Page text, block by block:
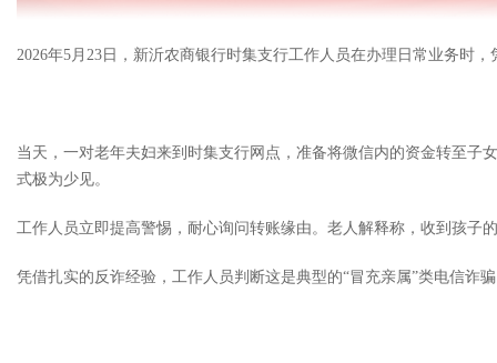
2026年5月23日，新沂农商银行时集支行工作人员在办理日常业务时
当天，一对老年夫妇来到时集支行网点，准备将微信内的资金转至子
式极为少见。
工作人员立即提高警惕，耐心询问转账缘由。老人解释称，收到孩子
凭借扎实的反诈经验，工作人员判断这是典型的“冒充亲属”类电信诈